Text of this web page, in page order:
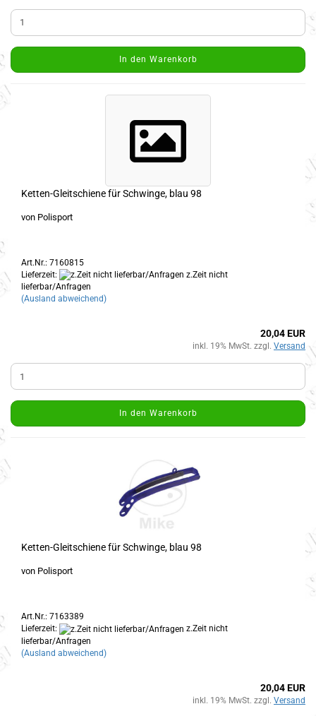
In den Warenkorb
Ketten-Gleitschiene für Schwinge, blau 98
von Polisport
Art.Nr.: 7160815
Lieferzeit:
z.Zeit nicht
lieferbar/Anfragen
(Ausland abweichend)
20,04 EUR
inkl. 19% MwSt. zzgl. Versand
In den Warenkorb
Ketten-Gleitschiene für Schwinge, blau 98
von Polisport
Art.Nr.: 7163389
Lieferzeit:
z.Zeit nicht
lieferbar/Anfragen
(Ausland abweichend)
20,04 EUR
inkl. 19% MwSt. zzgl. Versand